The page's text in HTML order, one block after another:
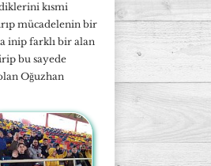
kısmi
mücadelenin bir
inip farklı bir alan
bu sayede
Oğuzhan